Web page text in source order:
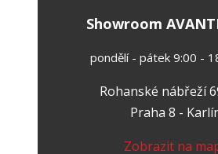
Showroom
pondělí - pátek 9:00 -
Rohanské nábřeží
Praha 8 -
Zobrazit na